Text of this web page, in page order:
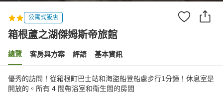
公寓式飯店
箱根蘆之湖傑姆斯帝旅館
總覽 客房與方案 評語 基本資訊
優秀的訪問！從箱根町巴士站和海盜船登船處步行1分鐘！休息室是
開放的。所有 4 間帶浴室和衛生間的房間